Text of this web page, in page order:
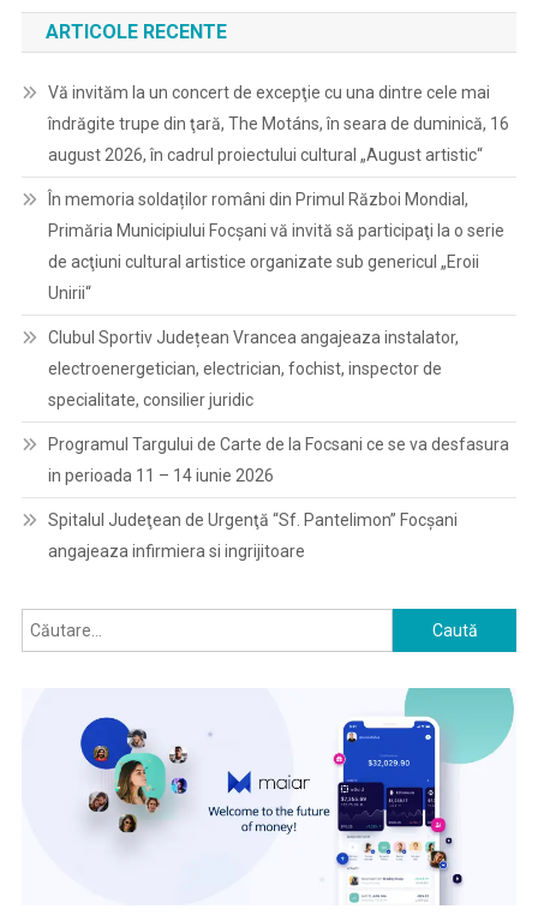
ARTICOLE RECENTE
Vă invităm la un concert de excepţie cu una dintre cele mai
îndrăgite trupe din ţară, The Motáns, în seara de duminică, 16
august 2026, în cadrul proiectului cultural „August artistic“
În memoria soldaților români din Primul Război Mondial,
Primăria Municipiului Focșani vă invită să participaţi la o serie
de acţiuni cultural artistice organizate sub genericul „Eroii
Unirii“
Clubul Sportiv Județean Vrancea angajeaza instalator,
electroenergetician, electrician, fochist, inspector de
specialitate, consilier juridic
Programul Targului de Carte de la Focsani ce se va desfasura
in perioada 11 – 14 iunie 2026
Spitalul Judeţean de Urgenţă “Sf. Pantelimon” Focşani
angajeaza infirmiera si ingrijitoare
Caută
după: